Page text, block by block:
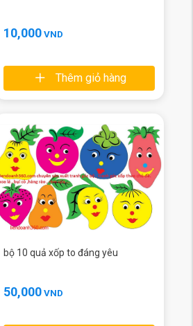
10,000VND
Thêm giỏ hàng
bộ 10 quả xốp to đáng yêu
50,000VND